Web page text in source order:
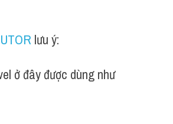
lưu ý:
ở đây được dùng như